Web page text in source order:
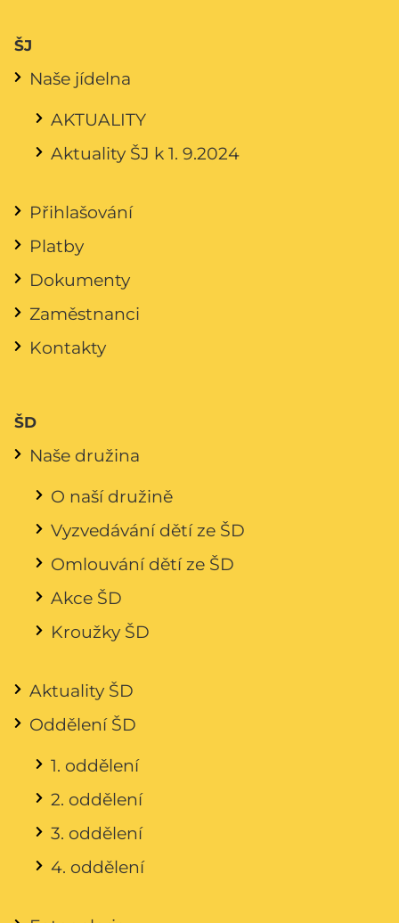
ŠJ
Naše jídelna
AKTUALITY
Aktuality ŠJ k 1. 9.2024
Přihlašování
Platby
Dokumenty
Zaměstnanci
Kontakty
ŠD
Naše družina
O naší družině
Vyzvedávání dětí ze ŠD
Omlouvání dětí ze ŠD
Akce ŠD
Kroužky ŠD
Aktuality ŠD
Oddělení ŠD
1. oddělení
2. oddělení
3. oddělení
4. oddělení